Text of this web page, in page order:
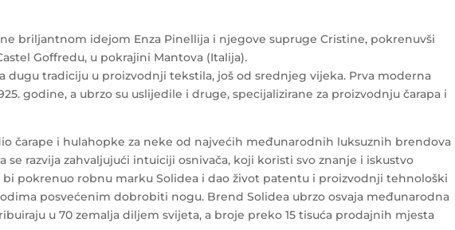
briljantnom idejom Enza Pinellija i njegove supruge Cristine, pokrenuvši
Goffredu, u pokrajini Mantova (Italija).
dugu tradiciju u proizvodnji tekstila, još od srednjeg vijeka. Prva moderna
godine, a ubrzo su uslijedile i druge, specijalizirane za proizvodnju čarapa i
čarape i hulahopke za neke od najvećih međunarodnih luksuznih brendova
se razvija zahvaljujući intuiciji osnivača, koji koristi svo znanje i iskustvo
bi pokrenuo robnu marku Solidea i dao život patentu i proizvodnji tehnološki
posvećenim dobrobiti nogu. Brend Solidea ubrzo osvaja međunarodna
u 70 zemalja diljem svijeta, a broje preko 15 tisuća prodajnih mjesta